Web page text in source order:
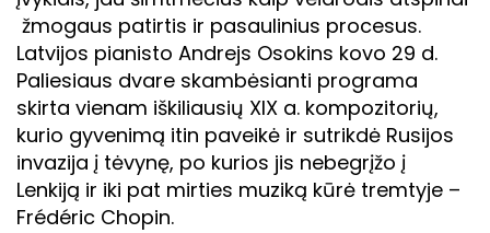
žmogaus patirtis ir pasaulinius procesus.
Latvijos pianisto Andrejs Osokins kovo 29 d.
Paliesiaus dvare skambėsianti programa
skirta vienam iškiliausių XIX a. kompozitorių,
kurio gyvenimą itin paveikė ir sutrikdė Rusijos
invazija į tėvynę, po kurios jis nebegrįžo į
Lenkiją ir iki pat mirties muziką kūrė tremtyje –
Frédéric Chopin.